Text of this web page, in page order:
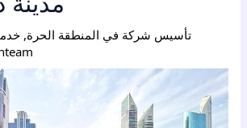
تأسيس شركة في المنطقة الحرة,